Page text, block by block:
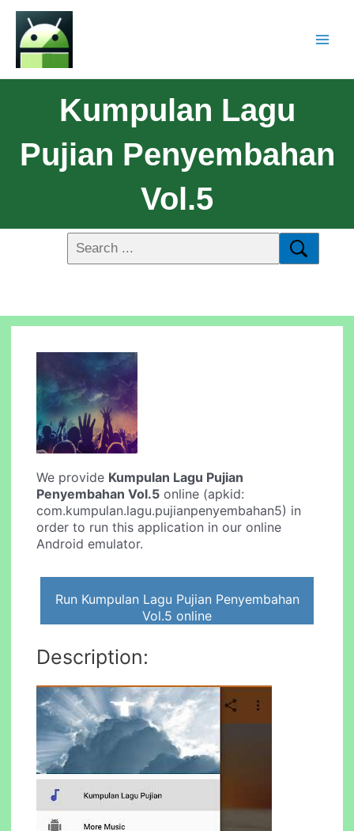
Kumpulan Lagu
Pujian Penyembahan
Vol.5
We provide Kumpulan Lagu Pujian
Penyembahan Vol.5 online (apkid:
com.kumpulan.lagu.pujianpenyembahan5) in
order to run this application in our online
Android emulator.
Run Kumpulan Lagu Pujian Penyembahan
Vol.5 online
Description: